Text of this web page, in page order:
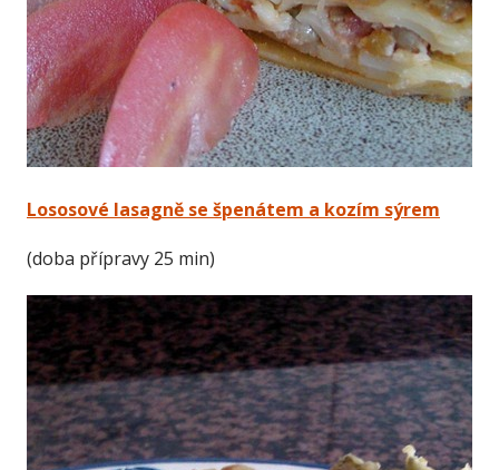
Lososové lasagně se špenátem a kozím sýrem
(doba přípravy 25 min)